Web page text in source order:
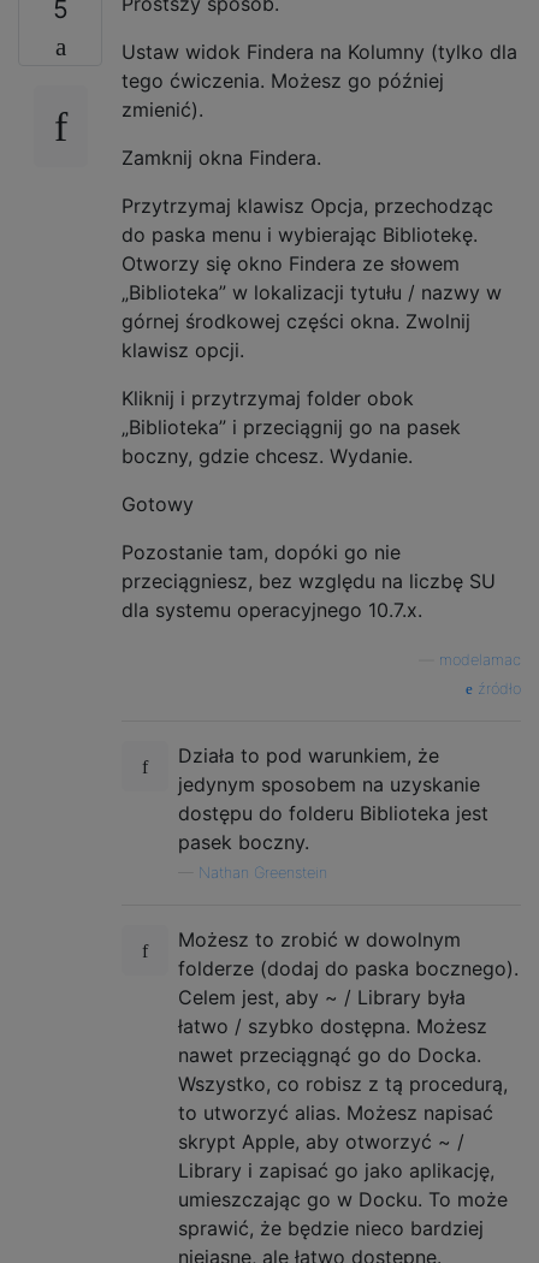
5
Ustaw widok Findera na Kolumny (tylko dla
tego ćwiczenia. Możesz go później
zmienić).
Zamknij okna Findera.
Przytrzymaj klawisz Opcja, przechodząc
do paska menu i wybierając Bibliotekę.
Otworzy się okno Findera ze słowem
„Biblioteka” w lokalizacji tytułu / nazwy w
górnej środkowej części okna. Zwolnij
klawisz opcji.
Kliknij i przytrzymaj folder obok
„Biblioteka” i przeciągnij go na pasek
boczny, gdzie chcesz. Wydanie.
Gotowy
Pozostanie tam, dopóki go nie
przeciągniesz, bez względu na liczbę SU
dla systemu operacyjnego 10.7.x.
modelamac
źródło
Działa to pod warunkiem, że
jedynym sposobem na uzyskanie
dostępu do folderu Biblioteka jest
pasek boczny.
Nathan Greenstein
Możesz to zrobić w dowolnym
folderze (dodaj do paska bocznego).
Celem jest, aby ~ / Library była
łatwo / szybko dostępna. Możesz
nawet przeciągnąć go do Docka.
Wszystko, co robisz z tą procedurą,
to utworzyć alias. Możesz napisać
skrypt Apple, aby otworzyć ~ /
Library i zapisać go jako aplikację,
umieszczając go w Docku. To może
sprawić, że będzie nieco bardziej
niejasne, ale łatwo dostępne.